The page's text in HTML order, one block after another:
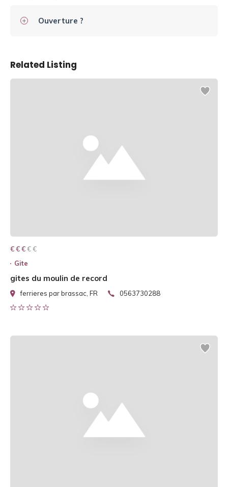
Ouverture ?
Related Listing
€ € € € €
€ € €
Gite
gites du moulin de record
ferrieres par brassac, FR 0563730288